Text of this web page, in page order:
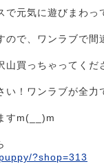
で元気に遊びまわ
ので、ワンラブで
買っちゃってくだ
い！ワンラブが全
すm(__)m
?shop=313